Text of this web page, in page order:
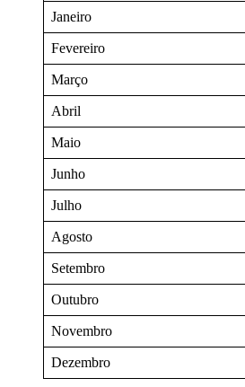
Janeiro
Fevereiro
Março
Abril
Maio
Junho
Julho
Agosto
Setembro
Outubro
Novembro
Dezembro